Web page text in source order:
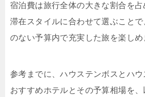
宿泊費は旅行全体の大きな割合を
滞在スタイルに合わせて選ぶこと
のない予算内で充実した旅を楽しめ
参考までに、ハウステンボスとハ
おすすめホテルとその予算相場を、